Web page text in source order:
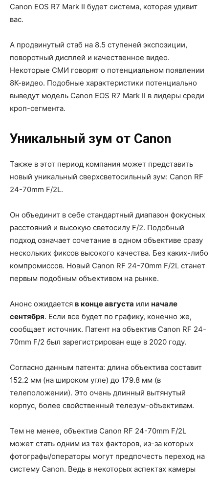
Canon EOS R7 Mark II будет система, которая удивит
вас.
А продвинутый стаб на 8.5 ступеней экспозиции,
поворотный дисплей и качественное видео.
Некоторые СМИ говорят о потенциальном появлении
8К-видео. Подобные характеристики потенциально
выведут модель Canon EOS R7 Mark II в лидеры среди
кроп-сегмента.
Уникальный зум от Canon
Также в этот период компания может представить
новый уникальный сверхсветосильный зум: Canon RF
24-70mm F/2L.
Он объединит в себе стандартный диапазон фокусных
расстояний и высокую светосилу F/2. Подобный
подход означает сочетание в одном объективе сразу
нескольких фиксов высокого качества. Без каких-либо
компромиссов. Новый Canon RF 24-70mm F/2L станет
первым подобным объективом на рынке.
Анонс ожидается в конце августа или начале
сентября. Если все будет по графику, конечно же,
сообщает источник. Патент на объектив Canon RF 24-
70mm F/2 был зарегистрирован еще в 2020 году.
Согласно данным патента: длина объектива составит
152.2 мм (на широком угле) до 179.8 мм (в
телеположении). Это очень длинный вытянутый
корпус, более свойственный телезум-объективам.
Тем не менее, объектив Canon RF 24-70mm F/2L
может стать одним из тех факторов, из-за которых
фотографы/операторы могут предпочесть переход на
систему Canon. Ведь в некоторых аспектах камеры